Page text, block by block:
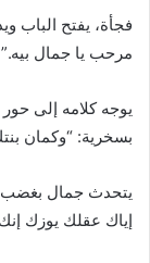
فجأة، يفتح الباب
مرحب يا جمال بيه.”
يوجه كلامه إلى
بسخرية: “وكمان
يتحدث جمال بغضب:
إياك عقلك يوزك